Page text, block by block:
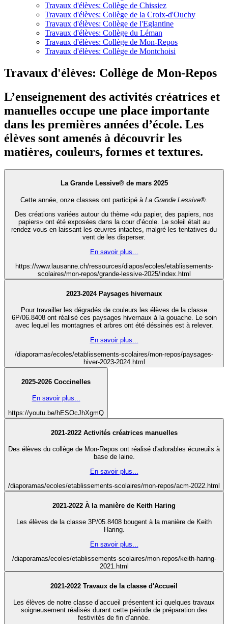
Travaux d'élèves: Collège de Chissiez
Travaux d'élèves: Collège de la Croix-d'Ouchy
Travaux d'élèves: Collège de l'Eglantine
Travaux d'élèves: Collège du Léman
Travaux d'élèves: Collège de Mon-Repos
Travaux d'élèves: Collège de Montchoisi
Travaux d'élèves: Collège de Mon-Repos
L’enseignement des activités créatrices et
manuelles occupe une place importante
dans les premières années d’école. Les
élèves sont amenés à découvrir les
matières, couleurs, formes et textures.
La Grande Lessive® de mars 2025
Cette année, onze classes ont participé à La Grande Lessive®
Des créations variées autour du thème «du papier, des papiers, nos
papiers» ont été exposées dans la cour d’école. Le soleil était au
rendez-vous en laissant les œuvres intactes, malgré les tentatives du
vent de les disperser.
En savoir plus...
https://www.lausanne.ch/ressources/diapos/ecoles/etablissements-
scolaires/mon-repos/grande-lessive-2025/index.html
2023-2024 Paysages hivernaux
Pour travailler les dégradés de couleurs les élèves de la classe
6P/06.8408 ont réalisé ces paysages hivernaux à la gouache. Le soin
avec lequel les montagnes et arbres ont été déssinés est à relever.
En savoir plus...
/diaporamas/ecoles/etablissements-scolaires/mon-repos/paysages-
hiver-2023-2024.html
2025-2026 Coccinelles
En savoir plus...
https://youtu.be/hESOcJhXgmQ
2021-2022 Activités créatrices manuelles
Des élèves du collège de Mon-Repos ont réalisé d'adorables écureuils à
base de laine.
En savoir plus...
/diaporamas/ecoles/etablissements-scolaires/mon-repos/acm-2022.html
2021-2022 À la manière de Keith Haring
Les élèves de la classe 3P/05.8408 bougent à la manière de Keith
Haring.
En savoir plus...
/diaporamas/ecoles/etablissements-scolaires/mon-repos/keith-haring-
2021.html
2021-2022 Travaux de la classe d'Accueil
Les élèves de notre classe d’accueil présentent ici quelques travaux
soigneusement réalisés durant cette période de préparation des
festivités de fin d’année.